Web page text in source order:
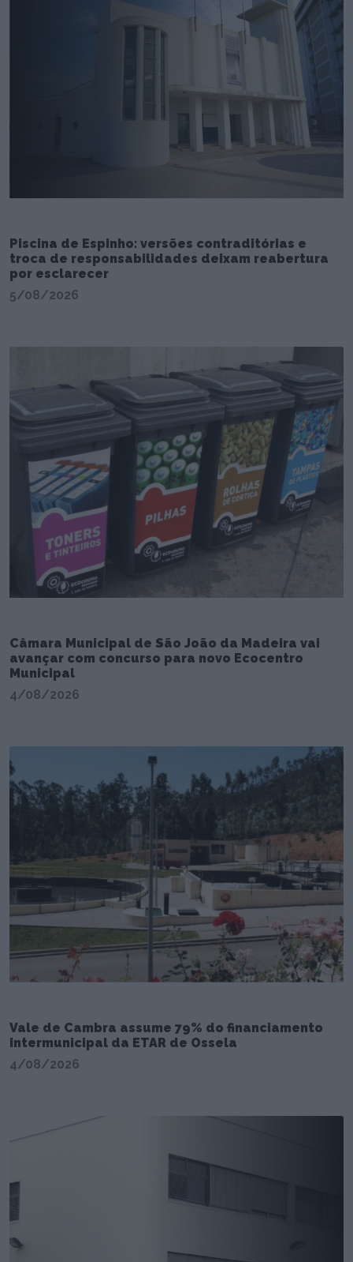
Piscina de Espinho: versões contraditórias e
troca de responsabilidades deixam reabertura
por esclarecer
5/08/2026
Câmara Municipal de São João da Madeira vai
avançar com concurso para novo Ecocentro
Municipal
4/08/2026
Vale de Cambra assume 79% do financiamento
intermunicipal da ETAR de Ossela
4/08/2026